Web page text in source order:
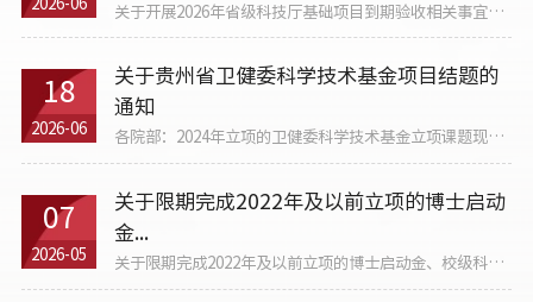
关于开展2026年省级科技厅基础项目到期验收相关事宜的
通知各...
18
2026-06
关于贵州省卫健委科学技术基金项目结题的
通知
各院部：2024年立项的卫健委科学技术基金立项课题现已
到期，...
07
2026-05
关于限期完成2022年及以前立项的博士启动
金...
关于限期完成2022年及以前立项的博士启动金、校级科研
项目结...